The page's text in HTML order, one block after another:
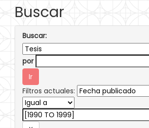
Buscar
Buscar:
por
Filtros actuales: